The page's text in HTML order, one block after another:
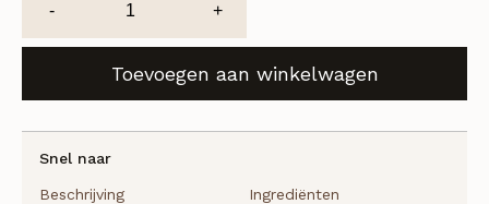
Snel naar
Beschrijving Ingrediënten
-
Restorative
Booster
aantal
+
Toevoegen aan winkelwagen